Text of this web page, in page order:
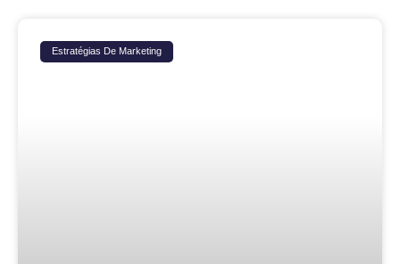
Estratégias De Marketing